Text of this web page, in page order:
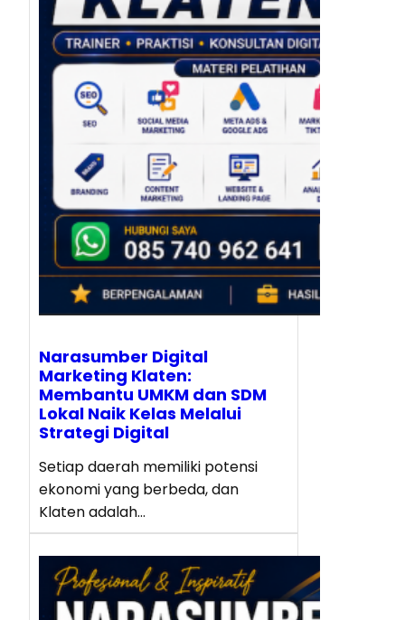
Narasumber Digital
Marketing Klaten:
Membantu UMKM dan SDM
Lokal Naik Kelas Melalui
Strategi Digital
Setiap daerah memiliki potensi
ekonomi yang berbeda, dan
Klaten adalah…